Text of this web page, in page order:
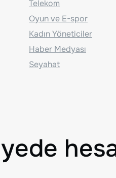
Telekom
Oyun ve E-spor
Kadın Yöneticiler
Haber Medyası
Seyahat